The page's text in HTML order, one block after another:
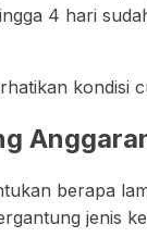
4 hari
kondisi
berapa
jenis